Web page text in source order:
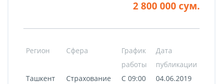
2 800 000 сум.
Регион Сфера
График
работы
Дата
публикации
Ташкент
Страхование
С 09:00
04.06.2019